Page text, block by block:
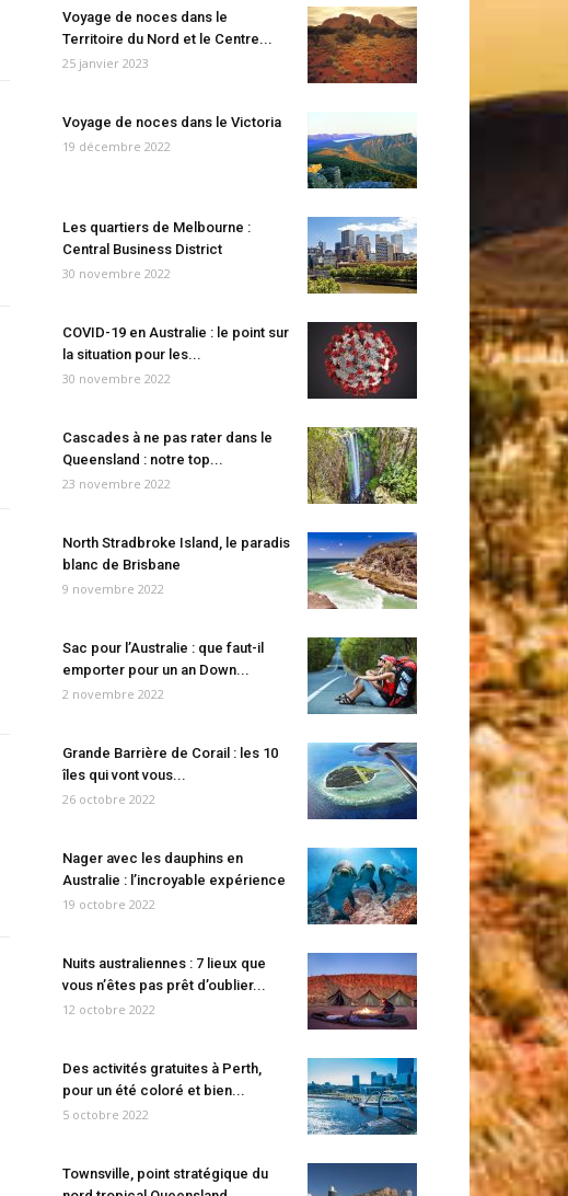
Voyage de noces dans le
Territoire du Nord et le Centre...
25 janvier 2023
Voyage de noces dans le Victoria
19 décembre 2022
Les quartiers de Melbourne :
Central Business District
30 novembre 2022
COVID-19 en Australie : le point sur
la situation pour les...
30 novembre 2022
Cascades à ne pas rater dans le
Queensland : notre top...
23 novembre 2022
North Stradbroke Island, le paradis
blanc de Brisbane
9 novembre 2022
Sac pour l’Australie : que faut-il
emporter pour un an Down...
2 novembre 2022
Grande Barrière de Corail : les 10
îles qui vont vous...
26 octobre 2022
Nager avec les dauphins en
Australie : l’incroyable expérience
19 octobre 2022
Nuits australiennes : 7 lieux que
vous n’êtes pas prêt d’oublier...
12 octobre 2022
Des activités gratuites à Perth,
pour un été coloré et bien...
5 octobre 2022
Townsville, point stratégique du